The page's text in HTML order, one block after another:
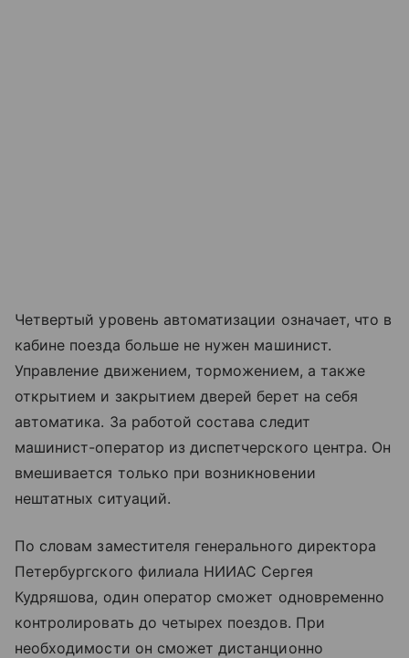
Четвертый уровень автоматизации означает, что в
кабине поезда больше не нужен машинист.
Управление движением, торможением, а также
открытием и закрытием дверей берет на себя
автоматика. За работой состава следит
машинист-оператор из диспетчерского центра. Он
вмешивается только при возникновении
нештатных ситуаций.
По словам заместителя генерального директора
Петербургского филиала НИИАС Сергея
Кудряшова, один оператор сможет одновременно
контролировать до четырех поездов. При
необходимости он сможет дистанционно